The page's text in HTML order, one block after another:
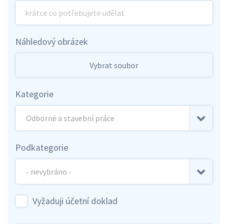
Náhledový obrázek
Vybrat soubor
Kategorie
Podkategorie
Vyžaduji účetní doklad